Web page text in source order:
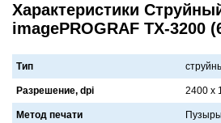
Характеристики
imagePROGRAF TX-3200
Тип
Разрешение, dpi 2400 x
Метод печати